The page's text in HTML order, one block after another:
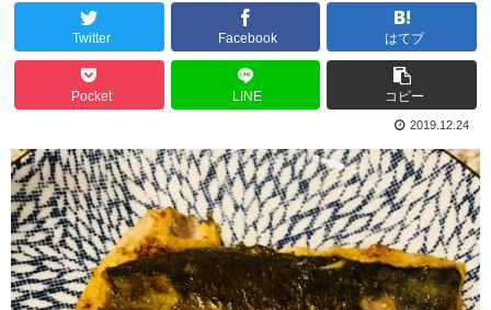
Twitter Facebook はてブ
Pocket LINE コピー
2019.12.24